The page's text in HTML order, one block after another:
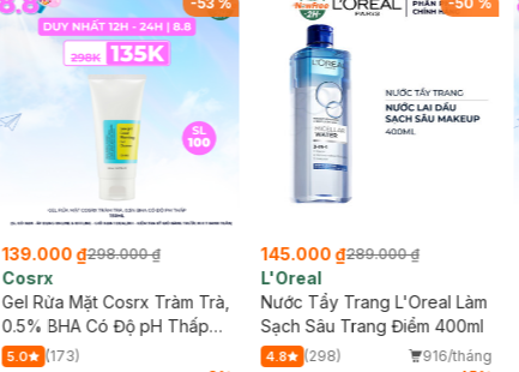
139.000 ₫298.000 ₫
Cosrx
Gel Rửa Mặt Cosrx Tràm Trà,
0.5% BHA Có Độ pH Thấp
150ml
5.0
(173)
145.000 ₫289.000 ₫
L'Oreal
Nước Tẩy Trang L'Oreal Làm
Sạch Sâu Trang Điểm 400ml
4.8 (298)
916/tháng